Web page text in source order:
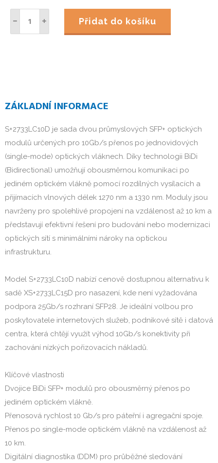
Přidat do košíku
ZÁKLADNÍ INFORMACE
S+2733LC10D je sada dvou průmyslových SFP+ optických
modulů určených pro 10Gb/s přenos po jednovidových
(single-mode) optických vláknech. Díky technologii BiDi
(Bidirectional) umožňují obousměrnou komunikaci po
jediném optickém vlákně pomocí rozdílných vysílacích a
přijímacích vlnových délek 1270 nm a 1330 nm. Moduly jsou
navrženy pro spolehlivé propojení na vzdálenost až 10 km a
představují efektivní řešení pro budování nebo modernizaci
optických sítí s minimálními nároky na optickou
infrastrukturu.
Model S+2733LC10D nabízí cenově dostupnou alternativu k
sadě XS+2733LC15D pro nasazení, kde není vyžadována
podpora 25Gb/s rozhraní SFP28. Je ideální volbou pro
poskytovatele internetových služeb, podnikové sítě i datová
centra, která chtějí využít výhod 10Gb/s konektivity při
zachování nízkých pořizovacích nákladů.
Klíčové vlastnosti
Dvojice BiDi SFP+ modulů pro obousměrný přenos po
jediném optickém vlákně.
Přenosová rychlost 10 Gb/s pro páteřní i agregační spoje.
Přenos po single-mode optickém vlákně na vzdálenost až
10 km.
Digitální diagnostika (DDM) pro průběžné sledování